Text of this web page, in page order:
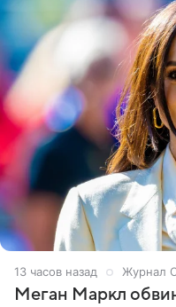
13 часов назад Журнал
Меган Маркл